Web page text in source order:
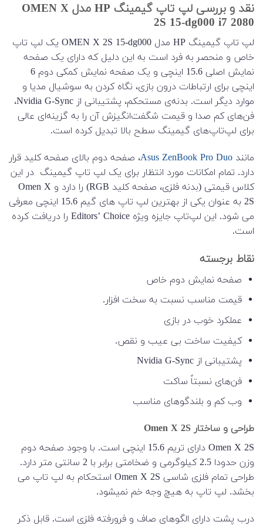
نقد و بررسی لپ تاپ گیمینگ HP مدل OMEN X
2S 15-dg000 i7 2080
لپ تاپ گیمینگ HP مدل OMEN X 2S 15-dg000 یک لپ تاپ
خاص و منحصر به فرد است به این دلیل که دارای یک صفحه
نمایش اصلی 15.6 اینچی و یک صفحه نمایش کمکی دوم 6
اینچی برای ارتباطات درون بازی، نگاه کردن به سوشیال مدیا و
موارد دیگر است. بدنه‌ی مستحکم، پشتیبانی از Nvidia G-Sync،
فن‌های کم صدا و قیمت شگفت‌انگیزش آن را به گزینه‌ای عالی
برای لپ‌تاپ‌های گیمینگ سطح بالا تبدیل کرده است.
مانند Asus ZenBook Pro Duo، صفحه دوم بالای صفحه کلید قرار
دارد. تمام امکانات مورد انتظار برای یک لپ تاپ گیمینگ در این
کلاس قیمتی (بدنه فلزی، صفحه کلید RGB) را دارد و Omen X
2S به عنوان یکی از بهترین لپ تاپ های گیم 15.6 اینچی معرفی
می شود. این لپ‌تاپ جایزه ویژه Editors’ Choice را دریافت کرده
است.
نقاط برجسته
صفحه نمایش دوم خاص
قیمت مناسب نسبت به سخت افزار.
عملکرد خوب در بازی
کیفیت ساخت بی عیب و نقص.
پشتیبانی از Nvidia G-Sync
فن‌های نسبتاً ساکت
وب کم و بلندگوهای مناسب
طراحی و ساختار Omen X 2S
Omen X 2S دارای تریم 15.6 اینچی است. با وجود صفحه دوم
وزن حدودا 2.5 کیلوگرمی و ضخامتی برابر با 2 سانتی متر دارد.
طراحی تمام فلزی شاسی Omen X 2S استحکام به لپ تاپ می
بخشد. لپ تاپ به هیچ وجه خم نمیشود.
درب پشت دارای الگوهای صاف و فرورفته فلزی است. قابل ذکر